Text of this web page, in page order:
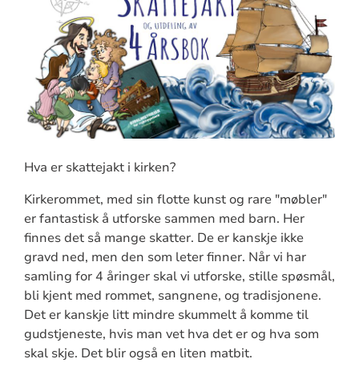
Hva er skattejakt i kirken?
Kirkerommet, med sin flotte kunst og rare "møbler"
er fantastisk å utforske sammen med barn. Her
finnes det så mange skatter. De er kanskje ikke
gravd ned, men den som leter finner. Når vi har
samling for 4 åringer skal vi utforske, stille spøsmål,
bli kjent med rommet, sangnene, og tradisjonene.
Det er kanskje litt mindre skummelt å komme til
gudstjeneste, hvis man vet hva det er og hva som
skal skje. Det blir også en liten matbit.